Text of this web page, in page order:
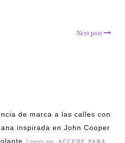
Next post
de marca a las calles con
inspirada en John Cooper
2 meses ago ACCEDE PARA